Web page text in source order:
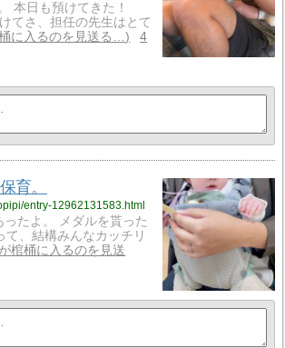
本日も預けてきた！
てさ、担任の先生はとて
に入るのを見送る…
4
育。
entry-12962131583.html
たよ。 メダルを貰った
て、結構みんなカッチリ
棺桶に入るのを見送